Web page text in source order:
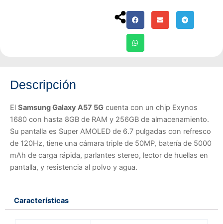
Descripción
El Samsung Galaxy A57 5G cuenta con un chip Exynos
1680 con hasta 8GB de RAM y 256GB de almacenamiento.
Su pantalla es Super AMOLED de 6.7 pulgadas con refresco
de 120Hz, tiene una cámara triple de 50MP, batería de 5000
mAh de carga rápida, parlantes stereo, lector de huellas en
pantalla, y resistencia al polvo y agua.
Características